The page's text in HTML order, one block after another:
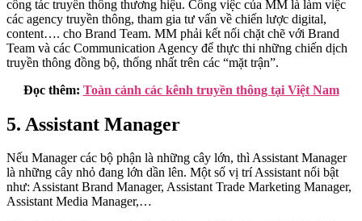
công tác truyền thông thương hiệu. Công việc của MM là làm việc
các agency truyền thông, tham gia tư vấn về chiến lược digital,
content…. cho Brand Team. MM phải kết nối chặt chẽ với Brand
Team và các Communication Agency để thực thi những chiến dịch
truyền thông đồng bộ, thống nhất trên các “mặt trận”.
Đọc thêm: Toàn cảnh các kênh truyền thông tại Việt Nam
5. Assistant Manager
Nếu Manager các bộ phận là những cây lớn, thì Assistant Manager
là những cây nhỏ đang lớn dần lên. Một số vị trí Assistant nổi bật
như: Assistant Brand Manager, Assistant Trade Marketing Manager,
Assistant Media Manager,…